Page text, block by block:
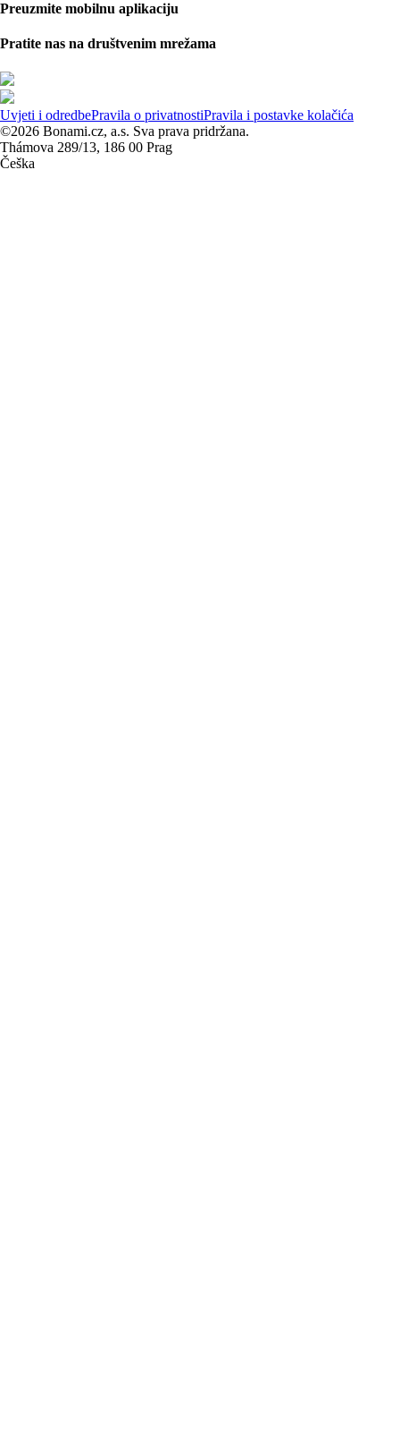
Preuzmite mobilnu aplikaciju
Pratite nas na društvenim mrežama
Uvjeti i odredbePravila o privatnostiPravila i postavke kolačića
©2026 Bonami.cz, a.s. Sva prava pridržana.
Thámova 289/13, 186 00 Prag
Češka